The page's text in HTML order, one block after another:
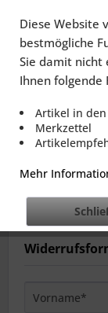
Innerhalb von
Ihnen ein
dieses
einzureichen.
Klick auf
Eine
Ihnen
Diese Website
bestmögliche
Sie damit nicht
Ihnen folgende
Artikel in
Merkzettel
Mehr